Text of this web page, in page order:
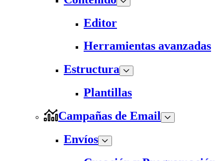
Editor
Herramientas avanzadas
Estructura
Plantillas
Campañas de Email
Envíos